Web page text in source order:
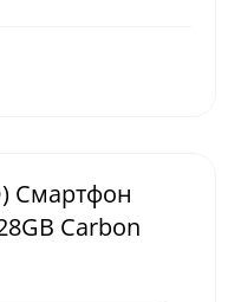
Смартфон
Carbon